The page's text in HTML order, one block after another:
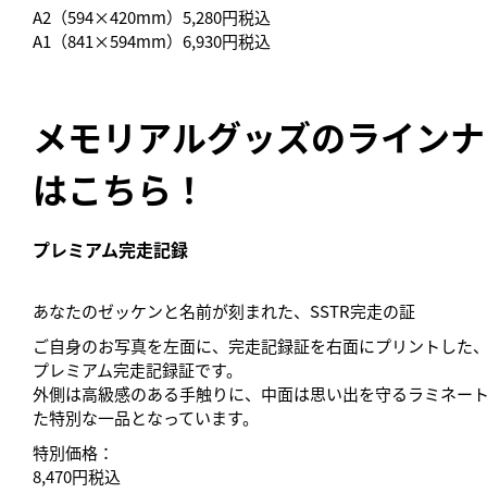
A2（594×420mm）5,280円税込
A1（841×594mm）6,930円税込
メモリアルグッズのライン
はこちら！
プレミアム完走記録
あなたのゼッケンと名前が刻まれた、SSTR完走の証
ご自身のお写真を左面に、完走記録証を右面にプリントした
プレミアム完走記録証です。
外側は高級感のある手触りに、中面は思い出を守るラミネー
た特別な一品となっています。
特別価格：
8,470円税込